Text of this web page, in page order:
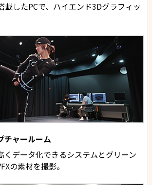
載したPCで、ハイエンド3Dグラフィッ
チャールーム
くデータ化できるシステムとグリーン
の素材を撮影。